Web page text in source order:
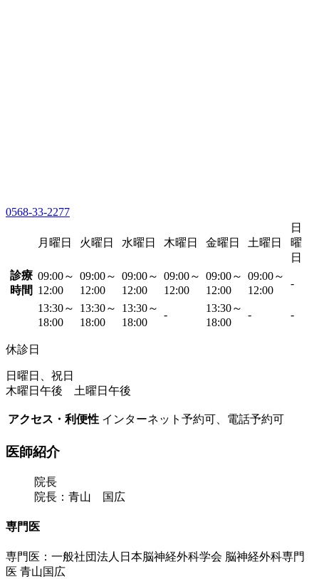
0568-33-2277
月曜日 火曜日 水曜日 木曜日 金曜日 土曜日
日
曜
日
診療
時間
09:00～
12:00
09:00～
12:00
09:00～
12:00
09:00～
12:00
09:00～
12:00
09:00～
12:00
-
13:30～
18:00
13:30～
18:00
13:30～
18:00
-
13:30～
18:00
- -
休診日
日曜日、祝日
木曜日午後 土曜日午後
アクセス・利便性 インターネット予約可、電話予約可
医師紹介
院長
院長：青山 国広
専門医
専門医：一般社団法人日本脳神経外科学会 脳神経外科専門
医 青山国広